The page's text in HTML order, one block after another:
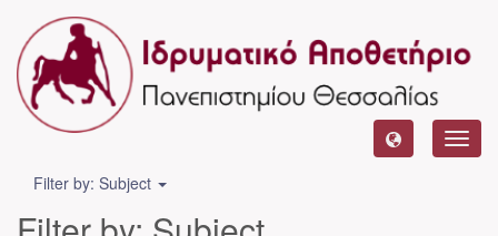
Filter by: Subject